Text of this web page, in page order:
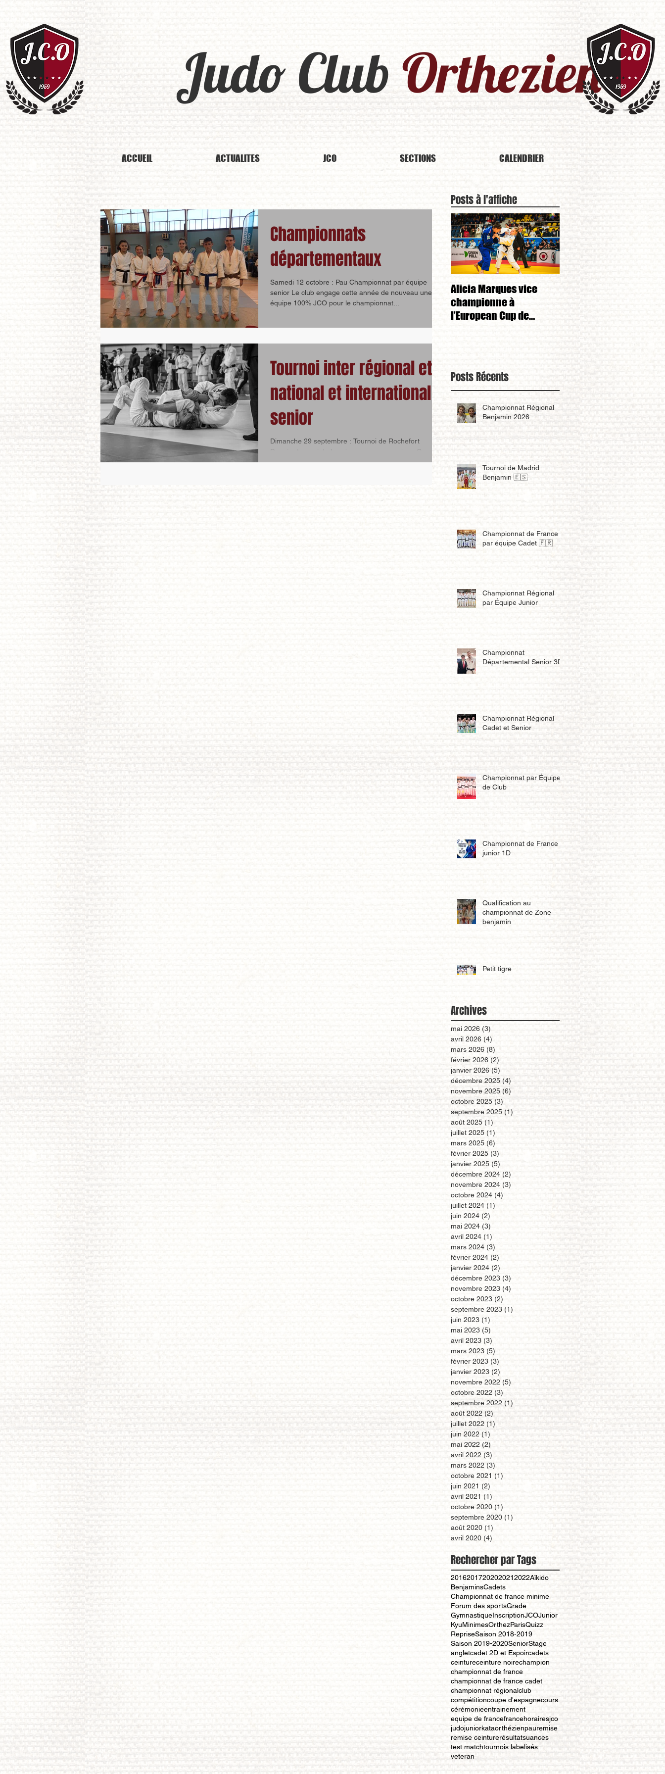
Judo Club Orthezien​
ACCUEIL ACTUALITES JCO SECTIONS CALENDRIER
Championnats
départementaux
Samedi 12 octobre : Pau Championnat par équipe
senior Le club engage cette année de nouveau une
équipe 100% JCO pour le championnat...
Tournoi inter régional et
national et international
senior
Dimanche 29 septembre : Tournoi de Rochefort
Premier tournoi de la saison pour nos seniors. Ce
tournoi relevé était un bon lancement....
Posts à l'affiche
Alicia Marques vice
championne à
l’European Cup de
Posts Récents
Championnat Régional
Benjamin 2026
Tournoi de Madrid
Benjamin 🇪🇸
Championnat de France
par équipe Cadet 🇫🇷
Championnat Régional
par Équipe Junior
Championnat
Départemental Senior 3D
Championnat Régional
Cadet et Senior
Championnat par Équipe
de Club
Championnat de France
junior 1D
Qualification au
championnat de Zone
benjamin
Petit tigre
Archives
mai 2026 (3)
avril 2026 (4)
mars 2026 (8)
février 2026 (2)
janvier 2026 (5)
décembre 2025 (4)
novembre 2025 (6)
octobre 2025 (3)
septembre 2025 (1)
août 2025 (1)
juillet 2025 (1)
mars 2025 (6)
février 2025 (3)
janvier 2025 (5)
décembre 2024 (2)
novembre 2024 (3)
octobre 2024 (4)
juillet 2024 (1)
juin 2024 (2)
mai 2024 (3)
avril 2024 (1)
mars 2024 (3)
février 2024 (2)
janvier 2024 (2)
décembre 2023 (3)
novembre 2023 (4)
octobre 2023 (2)
septembre 2023 (1)
juin 2023 (1)
mai 2023 (5)
avril 2023 (3)
mars 2023 (5)
février 2023 (3)
janvier 2023 (2)
novembre 2022 (5)
octobre 2022 (3)
septembre 2022 (1)
août 2022 (2)
juillet 2022 (1)
juin 2022 (1)
mai 2022 (2)
avril 2022 (3)
mars 2022 (3)
octobre 2021 (1)
juin 2021 (2)
avril 2021 (1)
octobre 2020 (1)
septembre 2020 (1)
août 2020 (1)
avril 2020 (4)
Rechercher par Tags
20162017202020212022Aïkido
BenjaminsCadets
Championnat de france minime
Forum des sportsGrade
GymnastiqueInscriptionJCOJunior
KyuMinimesOrthezParisQuizz
RepriseSaison 2018-2019
Saison 2019-2020SeniorStage
angletcadet 2D et Espoircadets
ceintureceinture noirechampion
championnat de france
championnat de france cadet
championnat régionalclub
compétitioncoupe d'espagnecours
cérémonieentrainement
equipe de francefrancehorairesjco
judojuniorkataorthézienpauremise
remise ceinturerésultatsuances
test matchtournois labelisés
veteran